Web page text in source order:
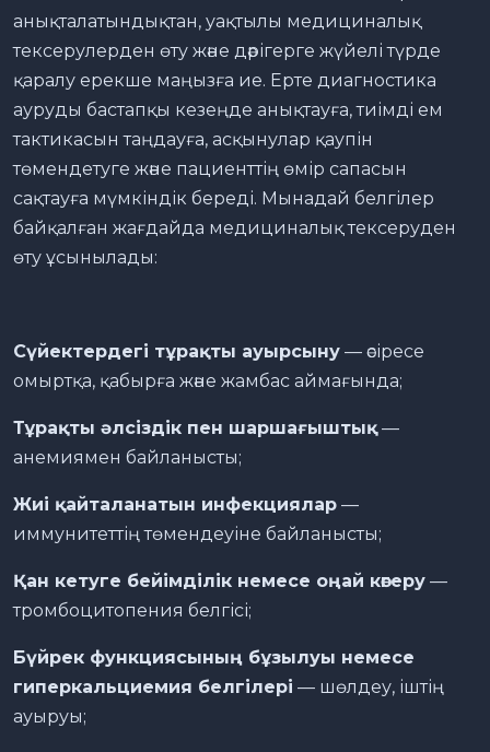
анықталатындықтан, уақтылы медициналық
тексерулерден өту және дәрігерге жүйелі түрде
қаралу ерекше маңызға ие. Ерте диагностика
ауруды бастапқы кезеңде анықтауға, тиімді ем
тактикасын таңдауға, асқынулар қаупін
төмендетуге және пациенттің өмір сапасын
сақтауға мүмкіндік береді. Мынадай белгілер
байқалған жағдайда медициналық тексеруден
өту ұсынылады:
Сүйектердегі тұрақты ауырсыну — әсіресе
омыртқа, қабырға және жамбас аймағында;
Тұрақты әлсіздік пен шаршағыштық—
анемиямен байланысты;
Жиі қайталанатын инфекциялар —
иммунитеттің төмендеуіне байланысты;
Қан кетуге бейімділік немесе оңай көгеру —
тромбоцитопения белгісі;
Бүйрек функциясының бұзылуы немесе
гиперкальциемия белгілері — шөлдеу, іштің
ауыруы;